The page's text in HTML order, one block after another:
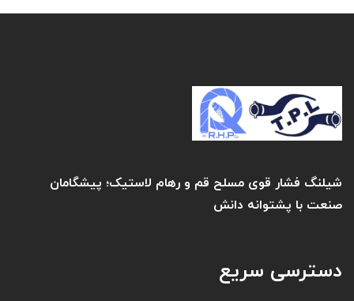
شیلنگ فشار قوی مسلح قم و رهام لاستیک؛ پیشگامان
صنعت با پشتوانه دانش
دسترسی سریع